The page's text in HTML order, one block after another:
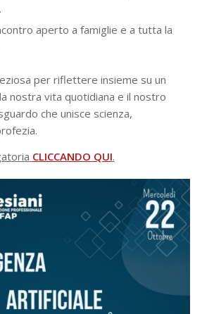
aperto a famiglie e a tutta la
per riflettere insieme su un
nostra vita quotidiana e il nostro
che unisce scienza,
CLICCANDO QUI.